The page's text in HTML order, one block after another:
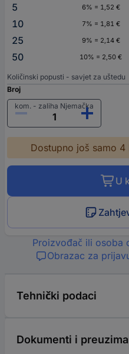
5
6% = 1,52 €
10
7% = 1,81 €
25
9% = 2,14 €
50
10% = 2,50 €
Količinski popusti - savjet za uštedu
Broj
kom. - zaliha Njemačka
Dostupno još samo
U
Proizvođač ili osoba
Obrazac za
Tehnički podaci
Dokumenti i